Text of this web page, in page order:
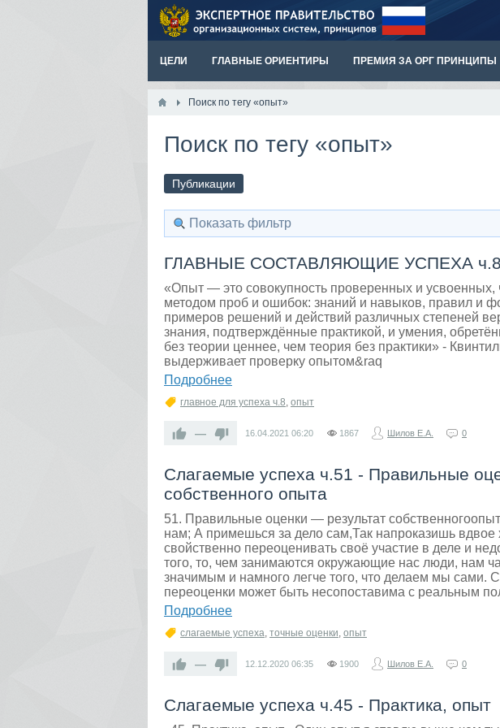
ЦЕЛИ ГЛАВНЫЕ ОРИЕНТИРЫ ПРЕМИЯ ЗА ОРГ ПРИНЦИПЫ
Поиск по тегу «опыт»
Поиск по тегу «опыт»
Публикации
Показать фильтр
ГЛАВНЫЕ СОСТАВЛЯЮЩИЕ УСПЕХА ч.8
«Опыт — это совокупность проверенных и усвоенных,
методом проб и ошибок: знаний и навыков, правил и
примеров решений и действий различных степеней
знания, подтверждённые практикой, и умения,
без теории ценнее, чем теория без практики» -
выдерживает проверку опытом&raq
Подробнее
главное для успеха ч.8, опыт
— 16.04.2021 06:20 1867 Шилов Е.А. 0
Слагаемые успеха ч.51 - Правильные
собственного опыта
51. Правильные оценки — результат
нам; А примешься за дело сам,Так напроказишь
свойственно переоценивать своё участие в деле и
того, то, чем занимаются окружающие нас люди, нам
значимым и намного легче того, что делаем мы сами.
переоценки может быть несопоставима с реальным
Подробнее
слагаемые успеха, точные оценки, опыт
— 12.12.2020 06:35 1900 Шилов Е.А. 0
Слагаемые успеха ч.45 - Практика, опыт